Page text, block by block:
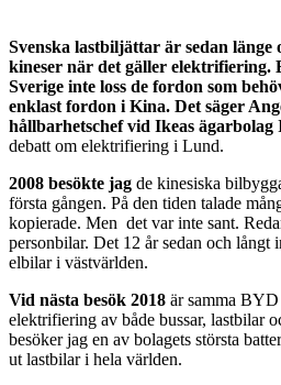
Svenska lastbiljättar är sedan
kineser när det gäller elektrifiering.
Sverige inte loss de fordon som
enklast fordon i Kina. Det säger
hållbarhetschef vid Ikeas ägarbolag
debatt om elektrifiering i Lund.
2008 besökte jag de kinesiska
första gången. På den tiden talade
kopierade. Men det var inte sant.
personbilar. Det 12 år sedan och långt
elbilar i västvärlden.
Vid nästa besök 2018 är samma
elektrifiering av både bussar, lastbilar
besöker jag en av bolagets största
ut lastbilar i hela världen.